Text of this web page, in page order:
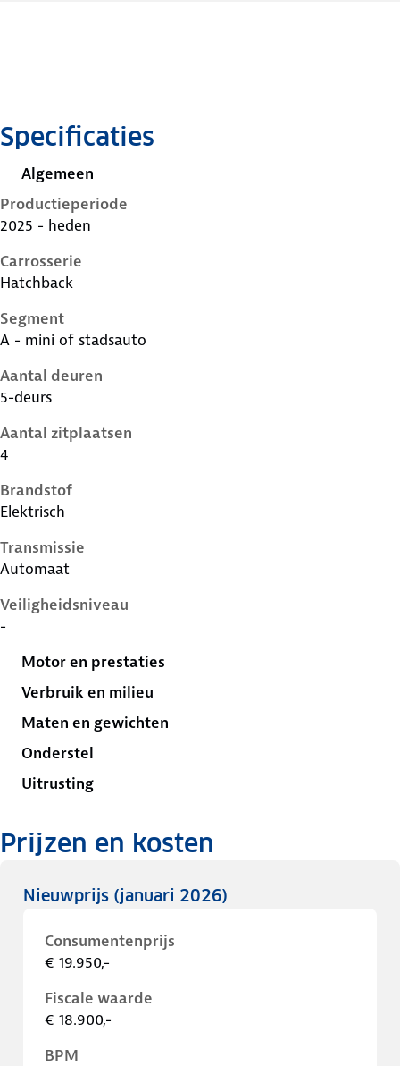
Specificaties
Algemeen
Productieperiode
2025 - heden
Carrosserie
Hatchback
Segment
A - mini of stadsauto
Aantal deuren
5-deurs
Aantal zitplaatsen
4
Brandstof
Elektrisch
Transmissie
Automaat
Veiligheidsniveau
-
Motor en prestaties
Verbruik en milieu
Maten en gewichten
Onderstel
Uitrusting
Prijzen en kosten
Nieuwprijs (januari 2026)
Consumentenprijs
€ 19.950,-
Fiscale waarde
€ 18.900,-
BPM